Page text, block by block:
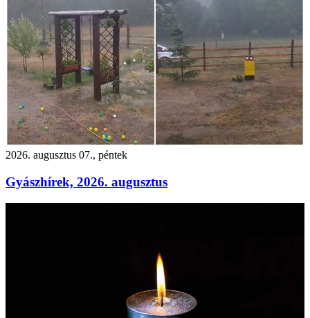
2026. augusztus 07., péntek
Gyászhírek, 2026. augusztus